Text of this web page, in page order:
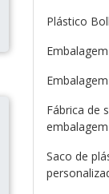
Plástico
Fábrica de
embalagem
Saco de